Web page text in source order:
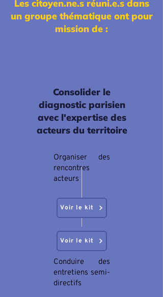
Les citoyen.ne.s réuni.e.s dans
un groupe thématique ont pour
mission de :
Consolider le
diagnostic parisien
avec l'expertise des
acteurs du territoire
Organiser des
rencontres
acteurs
Voir le kit
Voir le kit
Conduire des
entretiens semi-
directifs